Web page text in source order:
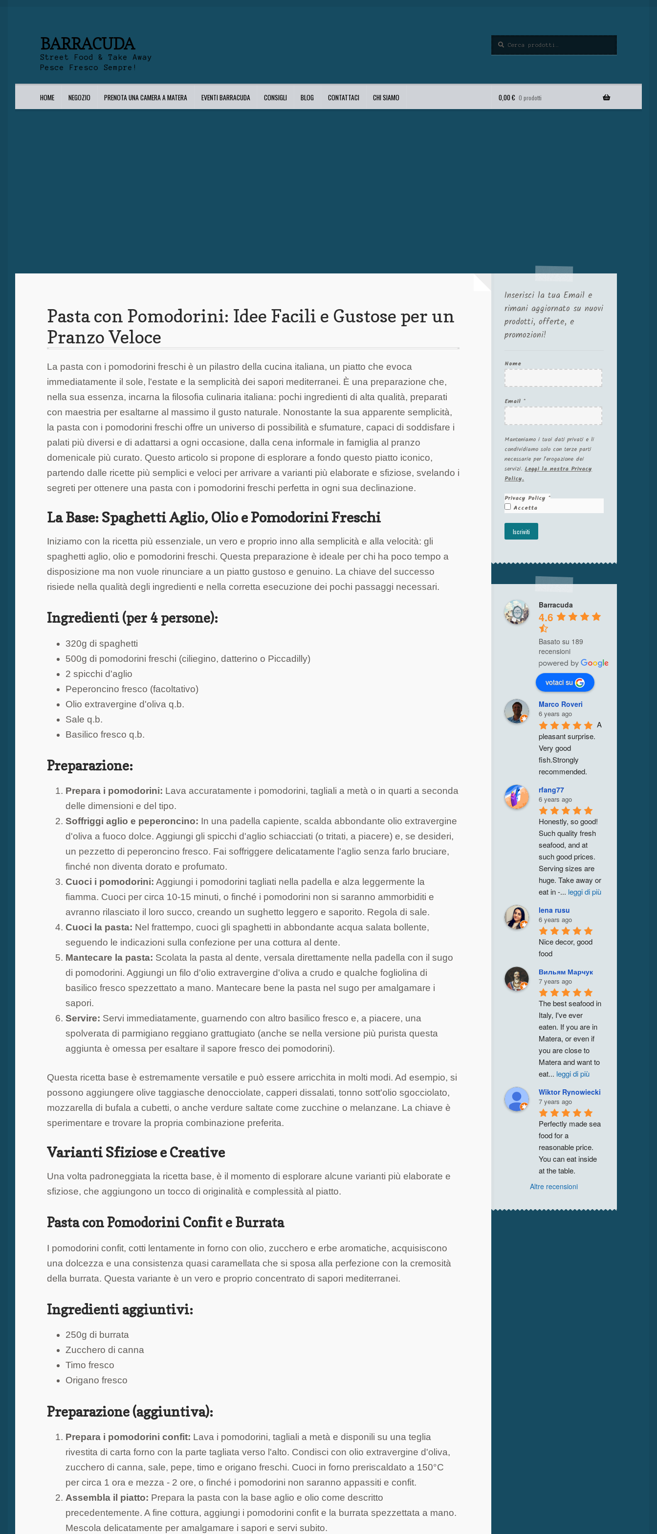
BARRACUDA
Street Food & Take Away
Pesce Fresco Sempre!
HOME NEGOZIO PRENOTA UNA CAMERA A MATERA EVENTI BARRACUDA CONSIGLI BLOG CONTATTACI CHI SIAMO 0,00€ 0 prodotti
Pasta con Pomodorini: Idee Facili e Gustose per un
Pranzo Veloce
La pasta con i pomodorini freschi è un pilastro della cucina italiana, un piatto che evoca
immediatamente il sole, l'estate e la semplicità dei sapori mediterranei. È una preparazione che,
nella sua essenza, incarna la filosofia culinaria italiana: pochi ingredienti di alta qualità, preparati
con maestria per esaltarne al massimo il gusto naturale. Nonostante la sua apparente semplicità,
la pasta con i pomodorini freschi offre un universo di possibilità e sfumature, capaci di soddisfare i
palati più diversi e di adattarsi a ogni occasione, dalla cena informale in famiglia al pranzo
domenicale più curato. Questo articolo si propone di esplorare a fondo questo piatto iconico,
partendo dalle ricette più semplici e veloci per arrivare a varianti più elaborate e sfiziose, svelando i
segreti per ottenere una pasta con i pomodorini freschi perfetta in ogni sua declinazione.
La Base: Spaghetti Aglio, Olio e Pomodorini Freschi
Iniziamo con la ricetta più essenziale, un vero e proprio inno alla semplicità e alla velocità: gli
spaghetti aglio, olio e pomodorini freschi. Questa preparazione è ideale per chi ha poco tempo a
disposizione ma non vuole rinunciare a un piatto gustoso e genuino. La chiave del successo
risiede nella qualità degli ingredienti e nella corretta esecuzione dei pochi passaggi necessari.
Ingredienti (per 4 persone):
320g di spaghetti
500g di pomodorini freschi (ciliegino, datterino o Piccadilly)
2 spicchi d'aglio
Peperoncino fresco (facoltativo)
Olio extravergine d'oliva q.b.
Sale q.b.
Basilico fresco q.b.
Preparazione:
Prepara i pomodorini: Lava accuratamente i pomodorini, tagliali a metà o in quarti a seconda
delle dimensioni e del tipo.
Soffriggi aglio e peperoncino: In una padella capiente, scalda abbondante olio extravergine
d'oliva a fuoco dolce. Aggiungi gli spicchi d'aglio schiacciati (o tritati, a piacere) e, se desideri,
un pezzetto di peperoncino fresco. Fai soffriggere delicatamente l'aglio senza farlo bruciare,
finché non diventa dorato e profumato.
Cuoci i pomodorini: Aggiungi i pomodorini tagliati nella padella e alza leggermente la
fiamma. Cuoci per circa 10-15 minuti, o finché i pomodorini non si saranno ammorbiditi e
avranno rilasciato il loro succo, creando un sughetto leggero e saporito. Regola di sale.
Cuoci la pasta: Nel frattempo, cuoci gli spaghetti in abbondante acqua salata bollente,
seguendo le indicazioni sulla confezione per una cottura al dente.
Mantecare la pasta: Scolata la pasta al dente, versala direttamente nella padella con il sugo
di pomodorini. Aggiungi un filo d'olio extravergine d'oliva a crudo e qualche fogliolina di
basilico fresco spezzettato a mano. Mantecare bene la pasta nel sugo per amalgamare i
sapori.
Servire: Servi immediatamente, guarnendo con altro basilico fresco e, a piacere, una
spolverata di parmigiano reggiano grattugiato (anche se nella versione più purista questa
aggiunta è omessa per esaltare il sapore fresco dei pomodorini).
Questa ricetta base è estremamente versatile e può essere arricchita in molti modi. Ad esempio, si
possono aggiungere olive taggiasche denocciolate, capperi dissalati, tonno sott'olio sgocciolato,
mozzarella di bufala a cubetti, o anche verdure saltate come zucchine o melanzane. La chiave è
sperimentare e trovare la propria combinazione preferita.
Varianti Sfiziose e Creative
Una volta padroneggiata la ricetta base, è il momento di esplorare alcune varianti più elaborate e
sfiziose, che aggiungono un tocco di originalità e complessità al piatto.
Pasta con Pomodorini Confit e Burrata
I pomodorini confit, cotti lentamente in forno con olio, zucchero e erbe aromatiche, acquisiscono
una dolcezza e una consistenza quasi caramellata che si sposa alla perfezione con la cremosità
della burrata. Questa variante è un vero e proprio concentrato di sapori mediterranei.
Ingredienti aggiuntivi:
250g di burrata
Zucchero di canna
Timo fresco
Origano fresco
Preparazione (aggiuntiva):
Prepara i pomodorini confit: Lava i pomodorini, tagliali a metà e disponili su una teglia
rivestita di carta forno con la parte tagliata verso l'alto. Condisci con olio extravergine d'oliva,
zucchero di canna, sale, pepe, timo e origano freschi. Cuoci in forno preriscaldato a 150°C
per circa 1 ora e mezza - 2 ore, o finché i pomodorini non saranno appassiti e confit.
Assembla il piatto: Prepara la pasta con la base aglio e olio come descritto
precedentemente. A fine cottura, aggiungi i pomodorini confit e la burrata spezzettata a mano.
Mescola delicatamente per amalgamare i sapori e servi subito.
Inserisci la tua Email e
rimani aggiornato su nuovi
prodotti, offerte, e
promozioni!
Nome
Email *
Manteniamo i tuoi dati privati e li
condividiamo solo con terze parti
necessarie per l'erogazione dei
servizi.Leggi la nostra Privacy
Policy.
Privacy Policy *
Accetta
Barracuda
4.6
Basato su 189
recensioni
votaci su
Marco Roveri
6 years ago
A
pleasant surprise.
Very good
fish.Strongly
recommended.
rfang77
6 years ago
Honestly, so good!
Such quality fresh
seafood, and at
such good prices.
Serving sizes are
huge. Take away or
eat in -... leggi di più
lena rusu
6 years ago
Nice decor, good
food
Вильям Марчук
7 years ago
The best seafood in
Italy, I've ever
eaten. If you are in
Matera, or even if
you are close to
Matera and want to
eat... leggi di più
Wiktor Rynowiecki
7 years ago
Perfectly made sea
food for a
reasonable price.
You can eat inside
at the table.
Altre recensioni